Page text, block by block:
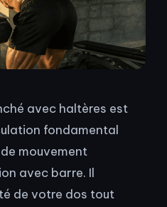
avec haltères est
fondamental
mouvement
avec barre. Il
de votre dos tout